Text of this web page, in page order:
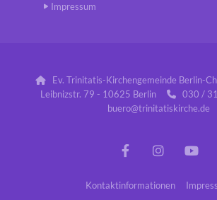
Impressum

Ev. Trinitatis-Kirchengemeinde Berlin-
Leibnizstr. 79 - 10625 Berlin
 030 /
buero@trinitatiskirche.de
Kontaktinformationen